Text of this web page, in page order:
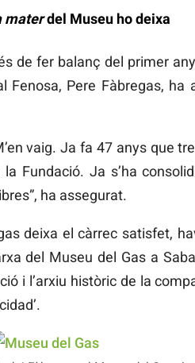
materdel Museu ho deixa
de fer balanç del primer
Fenosa, Pere Fàbregas,
vaig. Ja fa 47 anys que
la Fundació. Ja s’ha
ha assegurat.
deixa el càrrec satisfet,
del Museu del Gas a
i l’arxiu històric de la